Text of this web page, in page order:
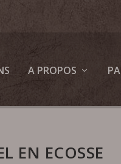
A PROPOS
EN ECOSSE